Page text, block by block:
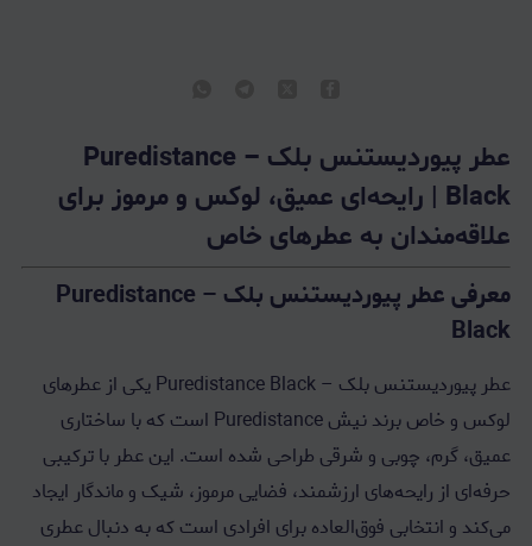
عطر پیوردیستنس بلک – Puredistance
Black | رایحه‌ای عمیق، لوکس و مرموز برای
علاقه‌مندان به عطرهای خاص
معرفی عطر پیوردیستنس بلک – Puredistance
Black
عطر پیوردیستنس بلک – Puredistance Black یکی از عطرهای
لوکس و خاص برند نیش Puredistance است که با ساختاری
عمیق، گرم، چوبی و شرقی طراحی شده است. این عطر با ترکیبی
حرفه‌ای از رایحه‌های ارزشمند، فضایی مرموز، شیک و ماندگار ایجاد
می‌کند و انتخابی فوق‌العاده برای افرادی است که به دنبال عطری